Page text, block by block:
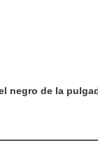
negro de la